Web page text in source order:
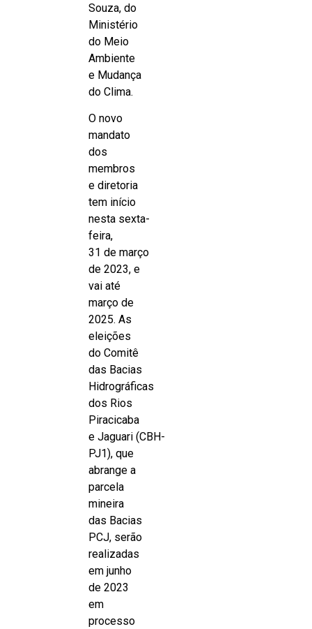
Souza, do
Ministério
do Meio
Ambiente
e Mudança
do Clima.
O novo
mandato
dos
membros
e diretoria
tem início
nesta sexta-
feira,
31 de março
de 2023, e
vai até
março de
2025. As
eleições
do Comitê
das Bacias
Hidrográficas
dos Rios
Piracicaba
e Jaguari (CBH-
PJ1), que
abrange a
parcela
mineira
das Bacias
PCJ, serão
realizadas
em junho
de 2023
em
processo